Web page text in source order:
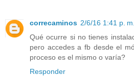
correcaminos 2/6/16 1:41 p. m.
Qué ocurre si no tienes
pero accedes a fb desde el
proceso es el mismo o varía?
Responder